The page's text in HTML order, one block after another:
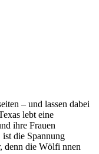
– und lassen dabei
lebt eine
ihre Frauen
die Spannung
denn die Wölfi nnen